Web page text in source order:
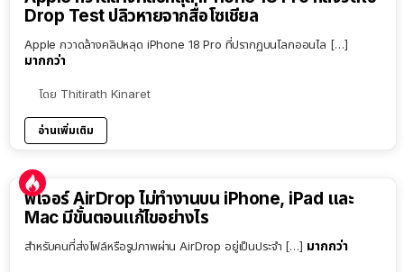
Drop Test ปลิวหายจากสื่อโซเชียล
Apple กวาดล้างคลิปหลุด iPhone 18 Pro ที่ปรากฏบนโลกออนไล […]
มากกว่า
โดย Thitirath Kinaret
อ่านเพิ่มเติม
ฟีเจอร์ AirDrop ไม่ทำงานบน iPhone, iPad และ
Mac มีขั้นตอนแก้ไขอย่างไร
สำหรับคนที่ส่งไฟล์หรือรูปภาพผ่าน AirDrop อยู่เป็นประจำ […] มากกว่า